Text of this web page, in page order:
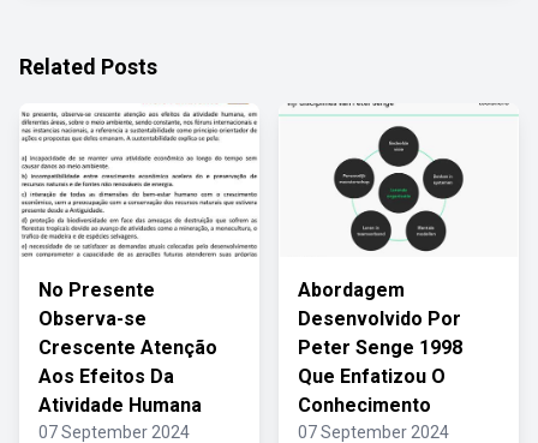
Related Posts
No Presente
Observa-se
Crescente Atenção
Aos Efeitos Da
Atividade Humana
07 September 2024
Abordagem
Desenvolvido Por
Peter Senge 1998
Que Enfatizou O
Conhecimento
07 September 2024